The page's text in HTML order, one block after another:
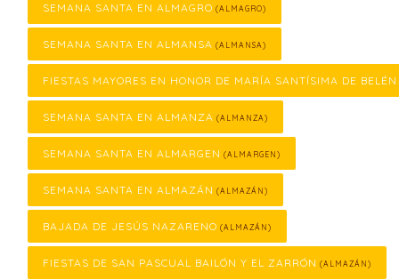
SEMANA SANTA EN ALMAGRO (ALMAGRO)
SEMANA SANTA EN ALMANSA (ALMANSA)
FIESTAS MAYORES EN HONOR DE MARÍA SANTÍSIMA DE BELÉN
SEMANA SANTA EN ALMANZA (ALMANZA)
SEMANA SANTA EN ALMARGEN (ALMARGEN)
SEMANA SANTA EN ALMAZÁN (ALMAZÁN)
BAJADA DE JESÚS NAZARENO (ALMAZÁN)
FIESTAS DE SAN PASCUAL BAILÓN Y EL ZARRÓN (ALMAZÁN)